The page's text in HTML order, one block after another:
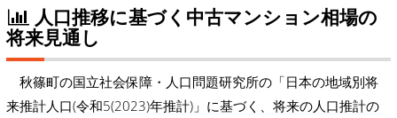
人口推移に基づく中古マンション相場の
将来見通し
秋篠町の国立社会保障・人口問題研究所の「日本の地域別将
来推計人口(令和5(2023)年推計)」に基づく、将来の人口推計の